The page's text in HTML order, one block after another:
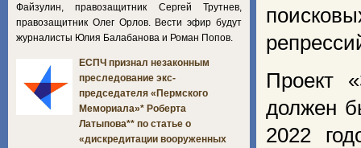
Проект
должен
2022
Файзулин, правозащитник Сергей Трутнев,
правозащитник Олег Орлов. Вести эфир будут
журналисты Юлия Балабанова и Роман Попов.
ЕСПЧ признал незаконным
преследование экс-
председателя «Пермского
Мемориала»* Роберта
Латыпова** по статье о
«дискредитации вооруженных